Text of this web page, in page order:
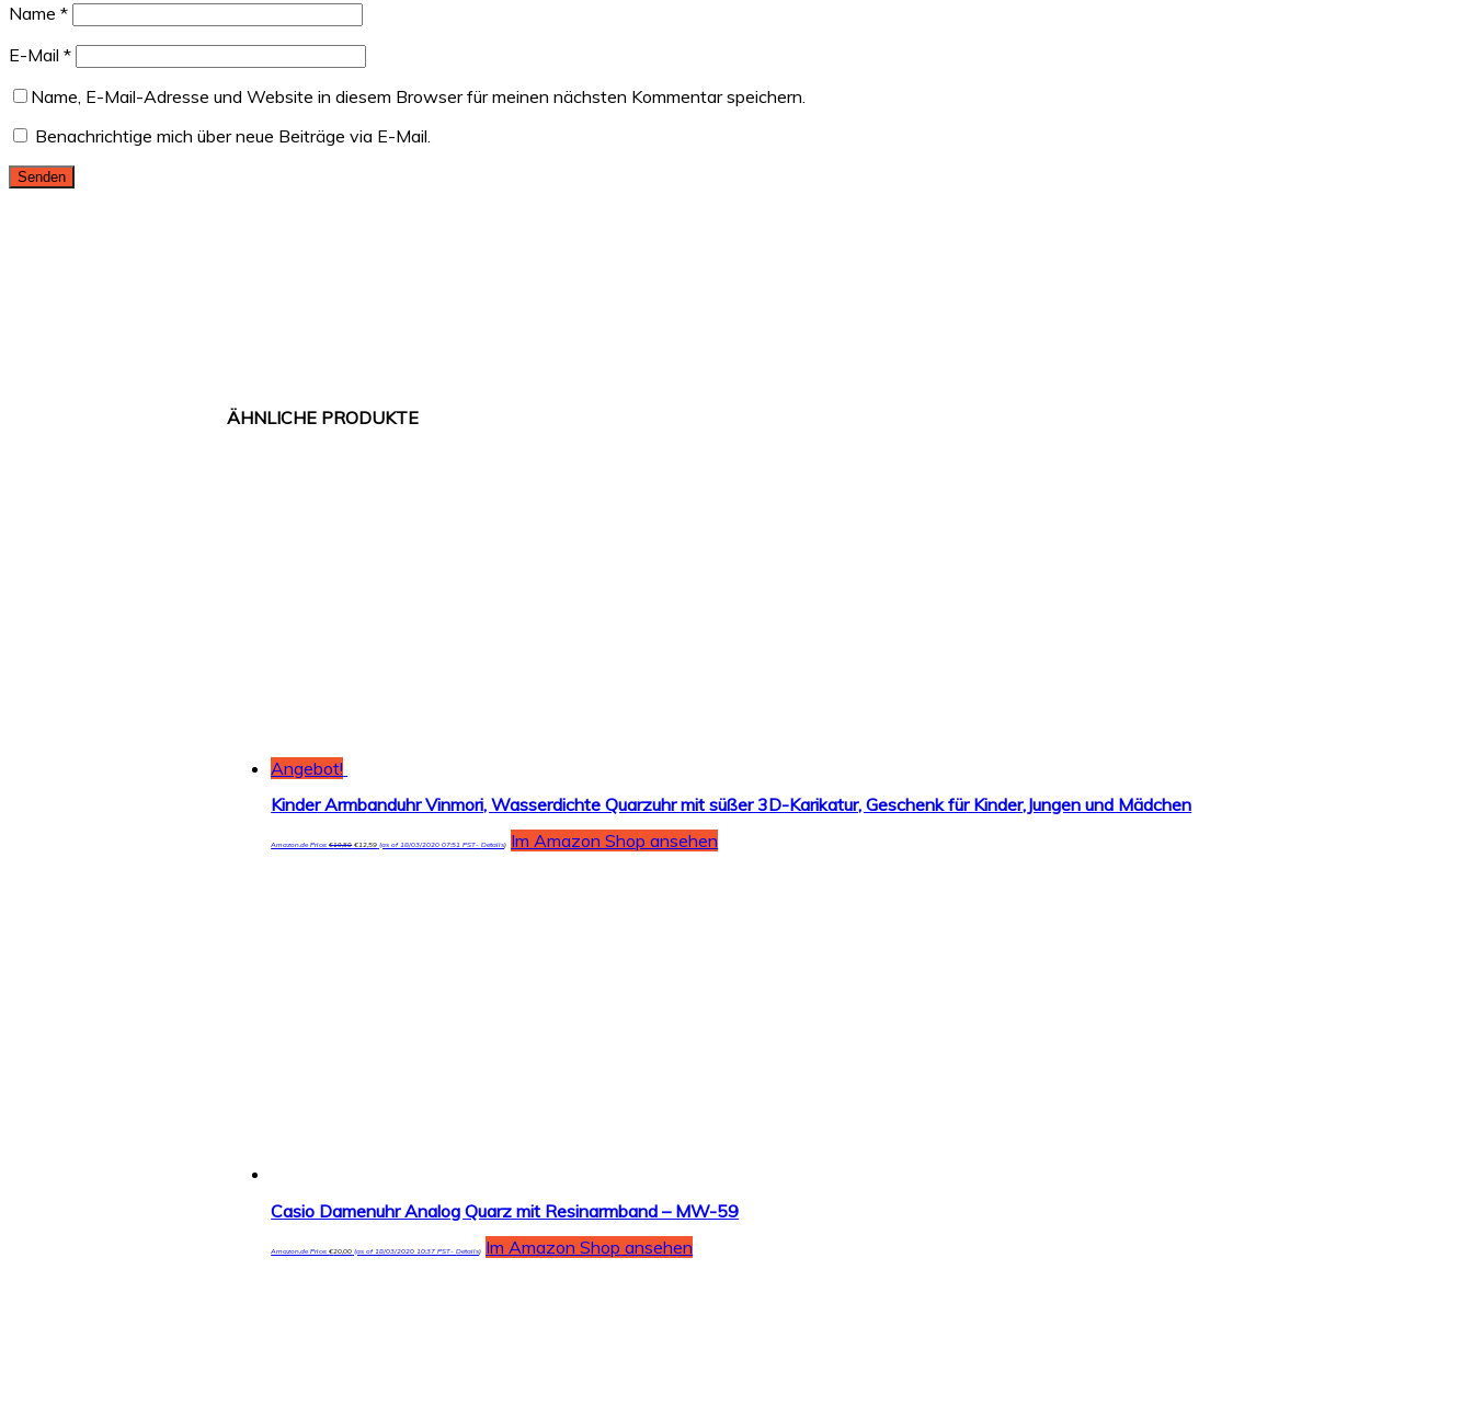
Name *
E-Mail *
Name, E-Mail-Adresse und Website in diesem Browser für meinen nächsten Kommentar speichern.
Benachrichtige mich über neue Beiträge via E-Mail.
Angebot!
Kinder Armbanduhr Vinmori, Wasserdichte Quarzuhr mit süßer 3D-Karikatur, Geschenk für Kinder,Jungen und Mädchen
Amazon.de Price:€19,50 €12,59 (as of 18/03/2020 07:51 PST-Details) Im Amazon Shop ansehen
Casio Damenuhr Analog Quarz mit Resinarmband – MW-59
Amazon.de Price:€20,00 (as of 18/03/2020 10:37 PST-Details) Im Amazon Shop ansehen